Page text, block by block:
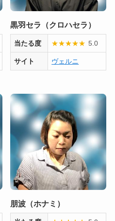
黒羽セラ（クロハセラ）
当たる度 ★★★★★ 5.0
サイト ヴェルニ
朋波（ホナミ）